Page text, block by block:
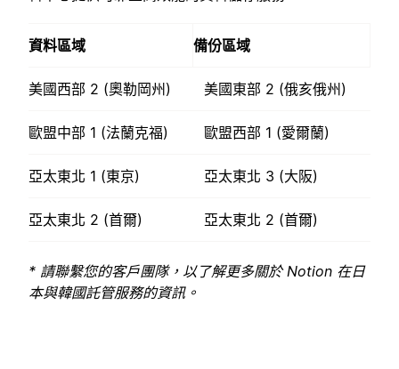
資料區域 備份區域
美國西部 2 (奧勒岡州) 美國東部 2 (俄亥俄州)
歐盟中部 1 (法蘭克福) 歐盟西部 1 (愛爾蘭)
亞太東北 1 (東京) 亞太東北 3 (大阪)
亞太東北 2 (首爾) 亞太東北 2 (首爾)
* 請聯繫您的客戶團隊，以了解更多關於 Notion 在日
本與韓國託管服務的資訊。